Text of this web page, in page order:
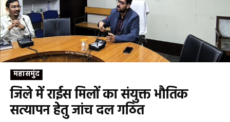
महासमुंद
जिले में राईस मिलों का संयुक्त भौतिक
सत्यापन हेतु जांच दल गठित